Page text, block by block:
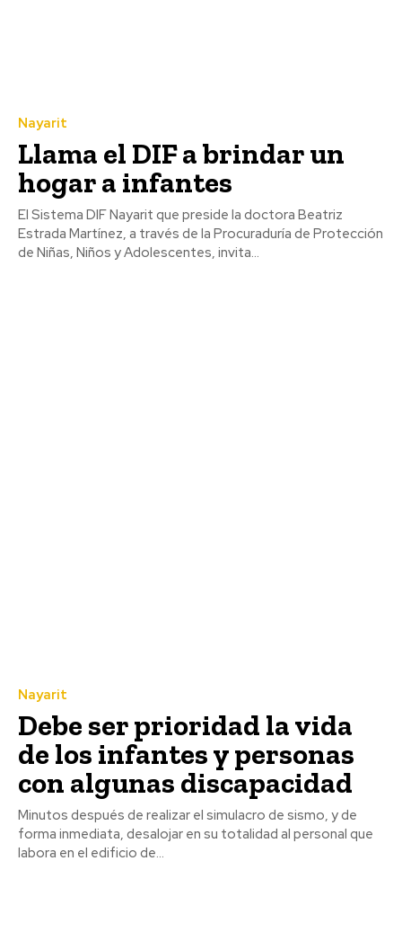
Nayarit
Llama el DIF a brindar un
hogar a infantes
El Sistema DIF Nayarit que preside la doctora Beatriz
Estrada Martínez, a través de la Procuraduría de Protección
de Niñas, Niños y Adolescentes, invita...
Nayarit
Debe ser prioridad la vida
de los infantes y personas
con algunas discapacidad
Minutos después de realizar el simulacro de sismo, y de
forma inmediata, desalojar en su totalidad al personal que
labora en el edificio de...